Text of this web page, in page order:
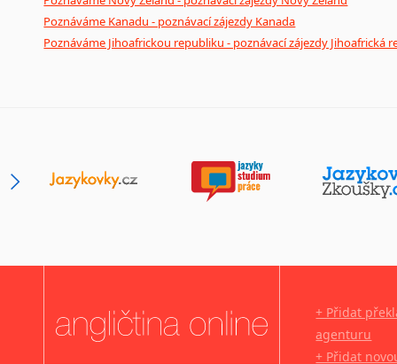
Poznáváme Kanadu - poznávací zájezdy Kanada
Poznáváme Jihoafrickou republiku - poznávací zájezdy Jihoafrická
+ Přidat
agenturu
+ Přidat